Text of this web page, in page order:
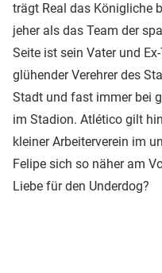
trägt Real das Königliche
jeher als das Team der
Seite ist sein Vater und
glühender Verehrer des
Stadt und fast immer bei
im Stadion. Atlético gilt
kleiner Arbeiterverein im
Felipe sich so näher am
Liebe für den Underdog?